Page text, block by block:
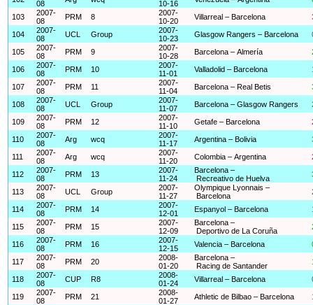
08
10-16
103
2007-
08
PRM 8
2007-
10-20
Villarreal – Barcelona
104
2007-
08
UCL Group
2007-
10-23
Glasgow Rangers – Barcelona
105
2007-
08
PRM 9
2007-
10-28
Barcelona – Almería
106
2007-
08
PRM 10
2007-
11-01
Valladolid – Barcelona
107
2007-
08
PRM 11
2007-
11-04
Barcelona – Real Betis
108
2007-
08
UCL Group
2007-
11-07
Barcelona – Glasgow Rangers
109
2007-
08
PRM 12
2007-
11-10
Getafe – Barcelona
110
2007-
08
Arg wcq
2007-
11-17
Argentina – Bolivia
111
2007-
08
Arg wcq
2007-
11-20
Colombia – Argentina
112
2007-
08
PRM 13
2007-
11-24
Barcelona –
Recreativo de Huelva
113
2007-
08
UCL Group
2007-
11-27
Olympique Lyonnais –
Barcelona
114
2007-
08
PRM 14
2007-
12-01
Espanyol – Barcelona
115
2007-
08
PRM 15
2007-
12-09
Barcelona –
Deportivo de La Coruña
116
2007-
08
PRM 16
2007-
12-15
Valencia – Barcelona
117
2007-
08
PRM 20
2008-
01-20
Barcelona –
Racing de Santander
118
2007-
08
CUP R8
2008-
01-24
Villarreal – Barcelona
119
2007-
08
PRM 21
2008-
01-27
Athletic de Bilbao – Barcelona